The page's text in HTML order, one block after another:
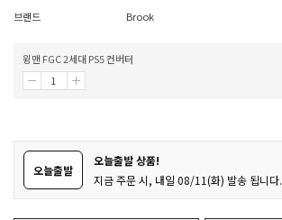
브랜드
Brook
윙맨 FGC 2세대 PS5 컨버터
오늘출발
오늘출발 상품!
지금 주문 시, 내일 08/11(화) 발송 됩니다.